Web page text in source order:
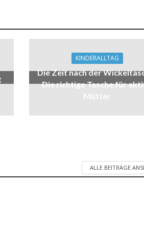
KINDERALLTAG
Die Zeit nach der
Die richtige Tasche für
Mütter
ALLE BEITRÄGE